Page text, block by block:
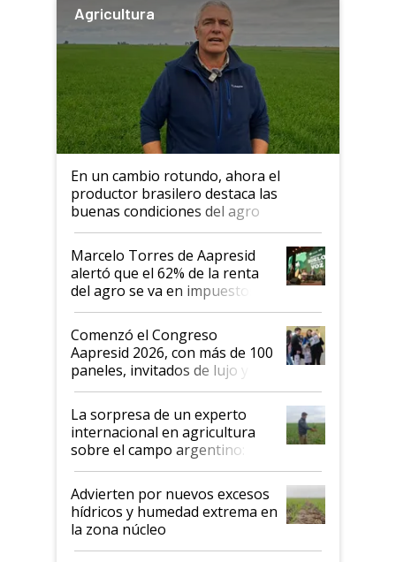
Agricultura
En un cambio rotundo, ahora el
productor brasilero destaca las
buenas condiciones del agro
argentino para invertir: "Los veo
más motivados"
Marcelo Torres de Aapresid
alertó que el 62% de la renta
del agro se va en impuestos:
"No es bueno que en
Argentina se sigan discutiendo
las mismas cosas de hace 50
años"
Comenzó el Congreso
Aapresid 2026, con más de 100
paneles, invitados de lujo y
todas las tendencias
La sorpresa de un experto
internacional en agricultura
sobre el campo argentino:
"Estoy muy impresionado"
Advierten por nuevos excesos
hídricos y humedad extrema en
la zona núcleo